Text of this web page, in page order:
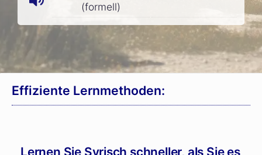
(formell)
Effiziente Lernmethoden:
Lernen Sie Syrisch schneller, als Sie es